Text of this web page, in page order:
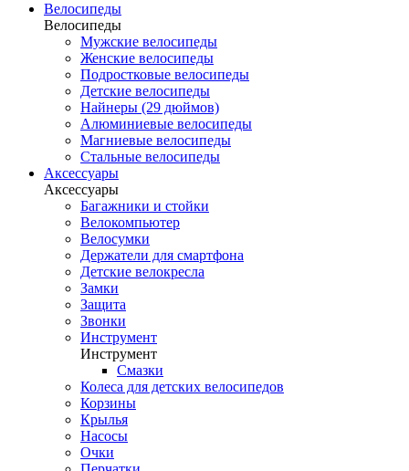
Велосипеды
Велосипеды
Мужские велосипеды
Женские велосипеды
Подростковые велосипеды
Детские велосипеды
Найнеры (29 дюймов)
Алюминиевые велосипеды
Магниевые велосипеды
Стальные велосипеды
Аксессуары
Аксессуары
Багажники и стойки
Велокомпьютер
Велосумки
Держатели для смартфона
Детские велокресла
Замки
Защита
Звонки
Инструмент
Инструмент
Смазки
Колеса для детских велосипедов
Корзины
Крылья
Насосы
Очки